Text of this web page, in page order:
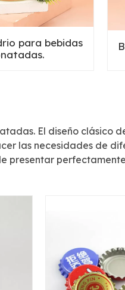
para bebidas
El diseño clásico
las necesidades de
presentar